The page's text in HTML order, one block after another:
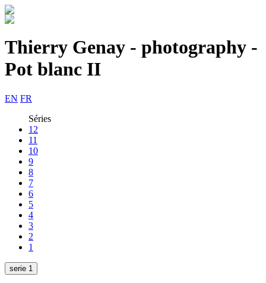
Thierry Genay - photography -
Pot blanc II
EN FR
Séries
12
11
10
9
8
7
6
5
4
3
2
1
serie 1